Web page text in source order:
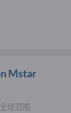
Mstar
全球范围